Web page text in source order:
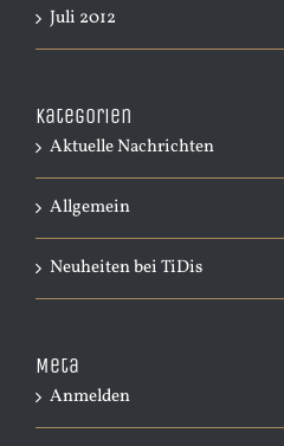
Juli 2012
Kategorien
Aktuelle Nachrichten
Allgemein
Neuheiten bei TiDis
Meta
Anmelden